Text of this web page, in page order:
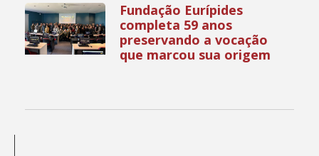
Fundação Eurípides
completa 59 anos
preservando a vocação
que marcou sua origem